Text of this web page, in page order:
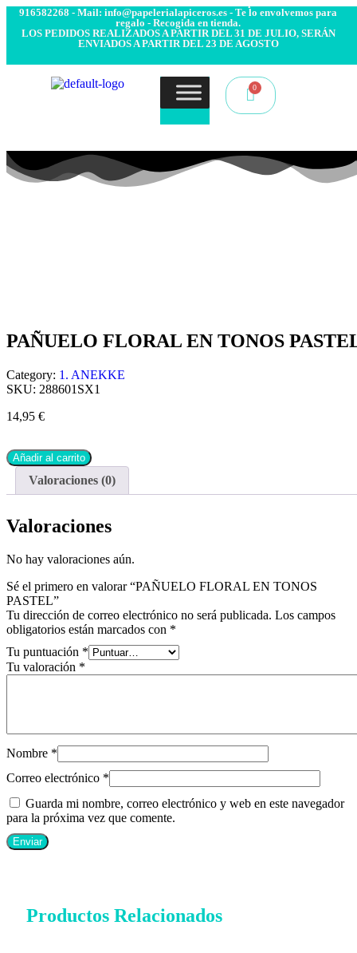
916582268 - Mail: info@papelerialapiceros.es - Te lo envolvemos para
regalo - Recogida en tienda.
LOS PEDIDOS REALIZADOS A PARTIR DEL 31 DE JULIO, SERÁN
ENVIADOS A PARTIR DEL 23 DE AGOSTO
PAÑUELO FLORAL EN TONOS
Category: 1. ANEKKE
SKU: 288601SX1
14,95 €
Añadir al carrito
Valoraciones (0)
Valoraciones
No hay valoraciones aún.
Sé el primero en valorar “PAÑUELO FLORAL EN TONOS
PASTEL”
Tu dirección de correo electrónico no será publicada. Los campos
obligatorios están marcados con *
Tu puntuación *
Tu valoración *
Nombre *
Correo electrónico *
Guarda mi nombre, correo electrónico y web en este navegador
para la próxima vez que comente.
Productos Relacionados